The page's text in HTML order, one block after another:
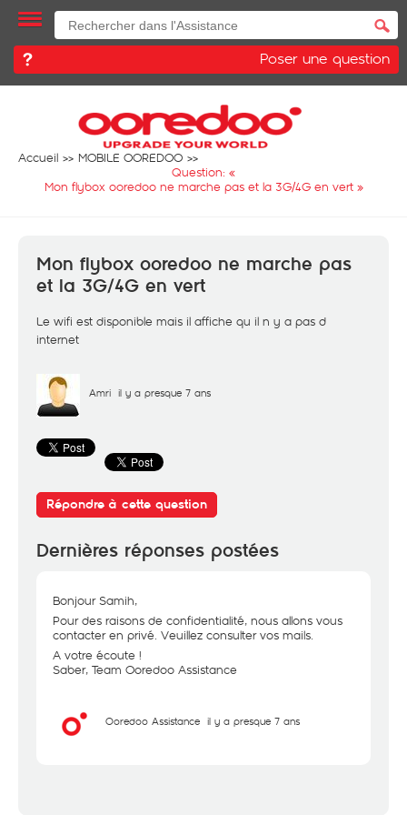
Poser une question
Accueil
MOBILE OOREDOO
Question: «
Mon flybox ooredoo ne marche pas et la 3G/4G en vert»
Mon flybox ooredoo ne marche pas
et la 3G/4G en vert
Le wifi est disponible mais il affiche qu il n y a pas d
internet
Amri il y a presque 7 ans
Répondre à cette question
Dernières réponses postées
Bonjour Samih,
Pour des raisons de confidentialité, nous allons vous
contacter en privé. Veuillez consulter vos mails.
A votre écoute !
Saber, Team Ooredoo Assistance
Ooredoo Assistance il y a presque 7 ans